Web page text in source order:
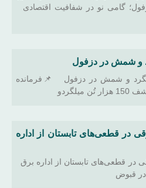
گامی نو در شفافیت اقتصادی
هزار تُن ميلگرد و شمش در دزفول 📌فرمانده
در قطعی‌های تابستان از اداره
قطعی‌های تابستان از اداره برق
در قبوض